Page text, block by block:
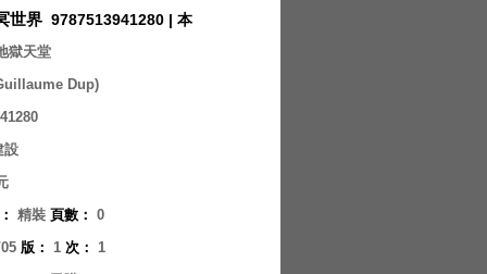
世界 9787513941280 | 本
獄天堂
Dup)
設
： 精裝 頁數 ： 0
版 ： 1 次 ： 1